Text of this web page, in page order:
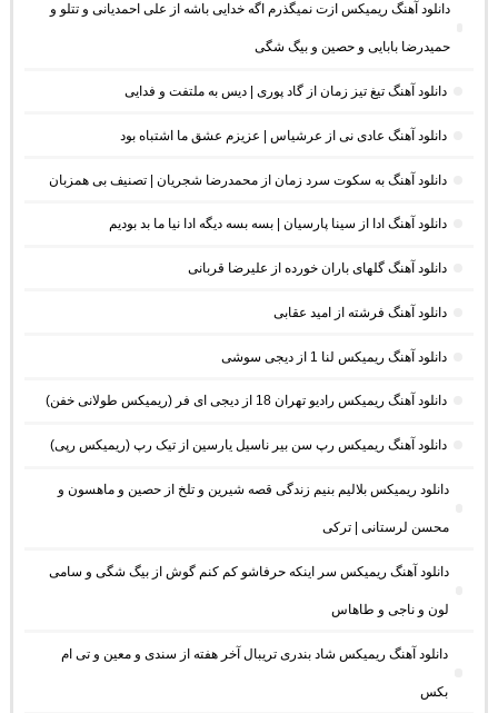
دانلود آهنگ ریمیکس ازت نمیگذرم اگه خدایی باشه از علی احمدیانی و تتلو و
حمیدرضا بابایی و حصین و بیگ شگی
دانلود آهنگ تیغ تیز زمان از گاد پوری | دیس به ملتفت و فدایی
دانلود آهنگ عادی نی از عرشیاس | عزیزم عشق ما اشتباه بود
دانلود آهنگ به سکوت سرد زمان از محمدرضا شجریان | تصنیف بی همزبان
دانلود آهنگ ادا از سینا پارسیان | بسه بسه دیگه ادا نیا ما بد بودیم
دانلود آهنگ گلهای باران خورده از علیرضا قربانی
دانلود آهنگ فرشته از امید عقابی
دانلود آهنگ ریمیکس لنا 1 از دیجی سوشی
دانلود آهنگ ریمیکس رادیو تهران 18 از دیجی ای فر (ریمیکس طولانی خفن)
دانلود آهنگ ریمیکس رپ سن بیر ناسیل یارسین از تیک رپ (ریمیکس رپی)
دانلود ریمیکس بلالیم بنیم زندگی قصه شیرین و تلخ از حصین و ماهسون و
محسن لرستانی | ترکی
دانلود آهنگ ریمیکس سر اینکه حرفاشو کم کنم گوش از بیگ شگی و سامی
لون و ناجی و طاهاس
دانلود آهنگ ریمیکس شاد بندری تریبال آخر هفته از سندی و معین و تی ام
بکس